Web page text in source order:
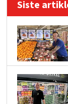
Siste